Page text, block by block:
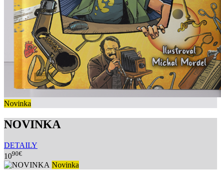
Novinka
NOVINKA
DETAILY
1090€
Novinka